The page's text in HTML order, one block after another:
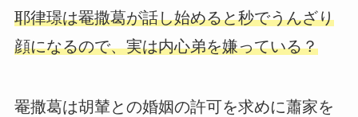
耶律璟は罨撒葛が話し始めると秒でうんざり
顔になるので、実は内心弟を嫌っている？
罨撒葛は胡輦との婚姻の許可を求めに蕭家を